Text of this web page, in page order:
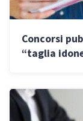
Concorsi
“taglia